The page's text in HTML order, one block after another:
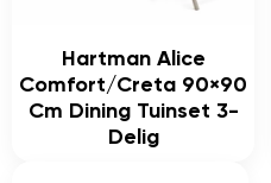
Hartman Alice
Comfort/Creta 90×90
Cm Dining Tuinset 3-
Delig